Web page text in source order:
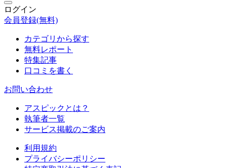
ログイン
会員登録(無料)
カテゴリから探す
無料レポート
特集記事
口コミを書く
お問い合わせ
アスピックとは？
執筆者一覧
サービス掲載のご案内
利用規約
プライバシーポリシー